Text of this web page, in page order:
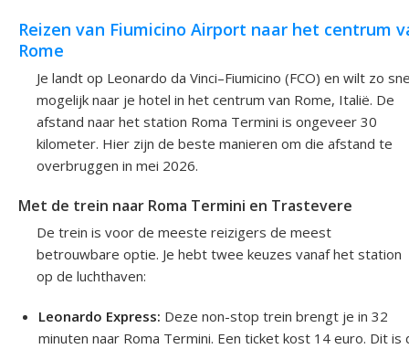
Reizen van Fiumicino Airport naar het centrum
Rome
Je landt op Leonardo da Vinci–Fiumicino (FCO) en wilt zo
mogelijk naar je hotel in het centrum van Rome, Italië. De
afstand naar het station Roma Termini is ongeveer 30
kilometer. Hier zijn de beste manieren om die afstand te
overbruggen in mei 2026.
Met de trein naar Roma Termini en Trastevere
De trein is voor de meeste reizigers de meest
betrouwbare optie. Je hebt twee keuzes vanaf het station
op de luchthaven:
Leonardo Express: Deze non-stop trein brengt je in 32
minuten naar Roma Termini. Een ticket kost 14 euro. Dit is